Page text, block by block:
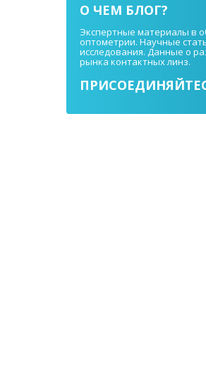
О ЧЕМ БЛОГ?
Экспертные материалы в
оптометрии. Научные
исследования. Данные о
рынка контактных линз.